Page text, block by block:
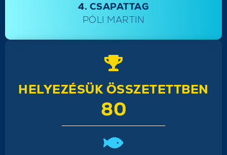
4. CSAPATTAG
PÓLI MARTIN
HELYEZÉSÜK ÖSSZETETTBEN
80